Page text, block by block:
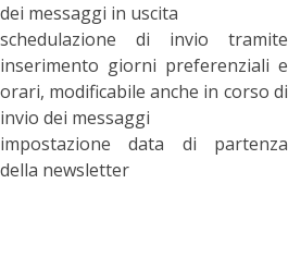
dei messaggi in uscita
schedulazione di invio tramite
inserimento giorni preferenziali e
orari, modificabile anche in corso di
invio dei messaggi
impostazione data di partenza
della newsletter